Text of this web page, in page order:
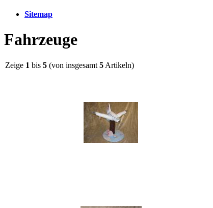
Sitemap
Fahrzeuge
Zeige 1 bis 5 (von insgesamt 5 Artikeln)